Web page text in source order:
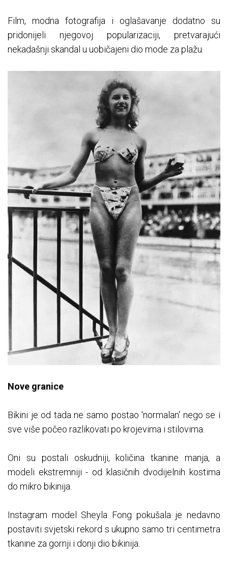
Film, modna fotografija i oglašavanje dodatno su
pridonijeli njegovoj popularizaciji, pretvarajući
nekadašnji skandal u uobičajeni dio mode za plažu.
Nove granice
Bikini je od tada ne samo postao 'normalan' nego se i
sve više počeo razlikovati po krojevima i stilovima.
Oni su postali oskudniji, količina tkanine manja, a
modeli ekstremniji - od klasičnih dvodijelnih kostima
do mikro bikinija.
Instagram model Sheyla Fong pokušala je nedavno
postaviti svjetski rekord s ukupno samo tri centimetra
tkanine za gornji i donji dio bikinija.